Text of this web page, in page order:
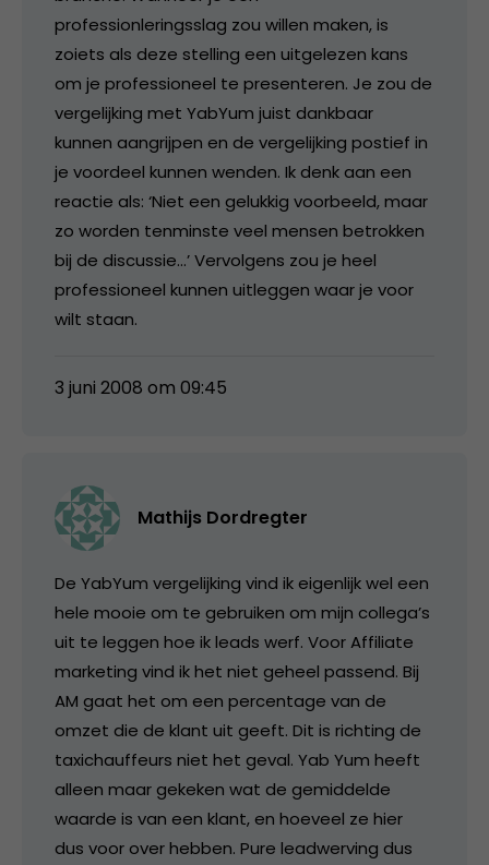
professionleringsslag zou willen maken, is
zoiets als deze stelling een uitgelezen kans
om je professioneel te presenteren. Je zou de
vergelijking met YabYum juist dankbaar
kunnen aangrijpen en de vergelijking postief in
je voordeel kunnen wenden. Ik denk aan een
reactie als: ‘Niet een gelukkig voorbeeld, maar
zo worden tenminste veel mensen betrokken
bij de discussie…’ Vervolgens zou je heel
professioneel kunnen uitleggen waar je voor
wilt staan.
3 juni 2008 om 09:45
Mathijs Dordregter
De YabYum vergelijking vind ik eigenlijk wel een
hele mooie om te gebruiken om mijn collega’s
uit te leggen hoe ik leads werf. Voor Affiliate
marketing vind ik het niet geheel passend. Bij
AM gaat het om een percentage van de
omzet die de klant uit geeft. Dit is richting de
taxichauffeurs niet het geval. Yab Yum heeft
alleen maar gekeken wat de gemiddelde
waarde is van een klant, en hoeveel ze hier
dus voor over hebben. Pure leadwerving dus